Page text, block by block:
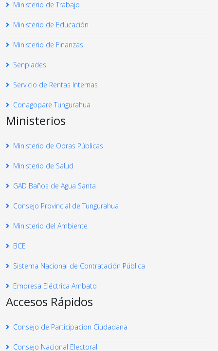
Ministerio de Trabajo
Ministerio de Educación
Ministerio de Finanzas
Senplades
Servicio de Rentas Internas
Conagopare Tungurahua
Ministerios
Ministerio de Obras Públicas
Ministerio de Salud
GAD Baños de Agua Santa
Consejo Provincial de Tungurahua
Ministerio del Ambiente
BCE
Sistema Nacional de Contratación Pública
Empresa Eléctrica Ambato
Accesos Rápidos
Consejo de Participacion Ciudadana
Consejo Nacional Electoral